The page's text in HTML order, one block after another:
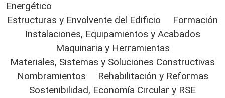
Energético
Estructuras y Envolvente del Edificio
Formación
Instalaciones, Equipamientos y Acabados
Maquinaria y Herramientas
Materiales, Sistemas y Soluciones Constructivas
Nombramientos
Rehabilitación y Reformas
Sostenibilidad, Economía Circular y RSE